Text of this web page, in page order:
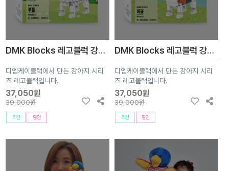
DMK Blocks 레고블럭 강아지 펫 3종 (푸들,진돗개,프렌치블독)
디엠케이블럭에서 만든 강아지 시리
즈 레고블럭입니다.
37,050원
39,000원
최신 할인
DMK Blocks 레고블럭 강아지 펫 3종 (비글,닥스훈트,웰시코기)
디엠케이블럭에서 만든 강아지 시리
즈 레고블럭입니다.
37,050원
39,000원
최신 할인